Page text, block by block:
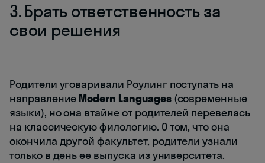
3. Брать ответственность за
свои решения
Родители уговаривали Роулинг поступать на
направление Modern Languages (современные
языки), но она втайне от родителей перевелась
на классическую филологию. О том, что она
окончила другой факультет, родители узнали
только в день ее выпуска из университета.